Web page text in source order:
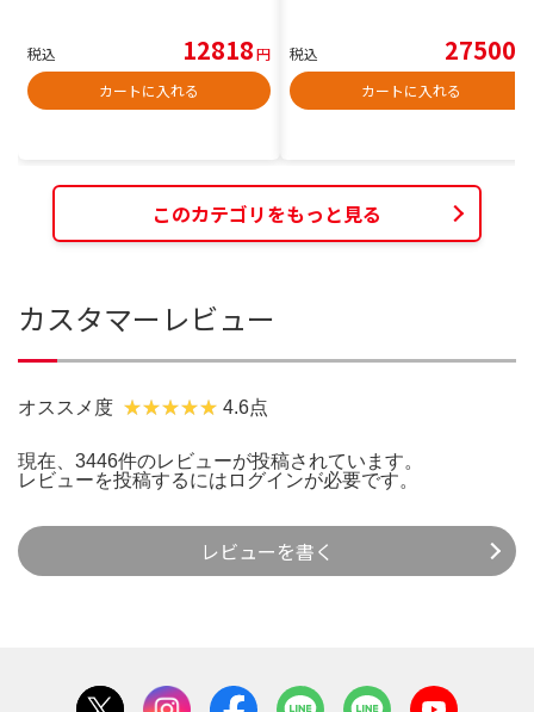
税込 12818円
カートに入れる
税込 27500
カートに入れる
このカテゴリをもっと見る
カスタマーレビュー
オススメ度 4.6点
現在、3446件のレビューが投稿されています。
レビューを投稿するには ログインが必要です。
レビューを書く